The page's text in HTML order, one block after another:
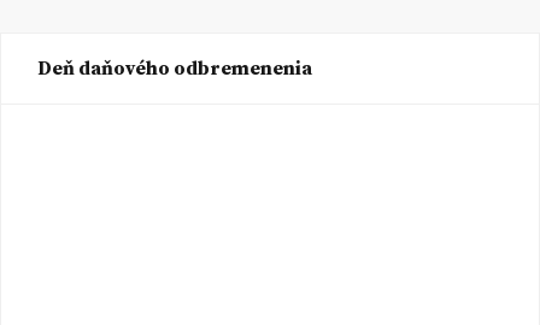
Deň daňového odbremenenia